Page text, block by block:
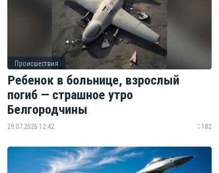
Происшествия
Ребенок в больнице, взрослый
погиб — страшное утро
Белгородчины
29.07.2026 12:42 182